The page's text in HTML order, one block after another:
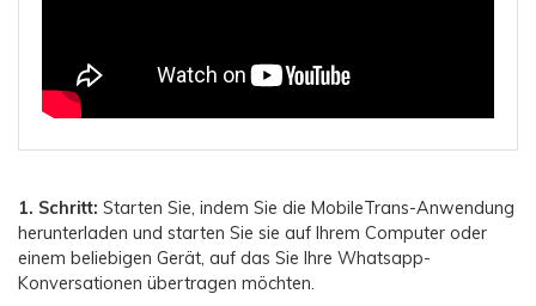
1. Schritt: Starten Sie, indem Sie die MobileTrans-Anwendung
herunterladen und starten Sie sie auf Ihrem Computer oder
einem beliebigen Gerät, auf das Sie Ihre Whatsapp-
Konversationen übertragen möchten.